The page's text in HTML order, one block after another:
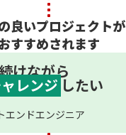
良いプロジェクトが
すすめされます
けながら
レンジしたい
エンドエンジニア